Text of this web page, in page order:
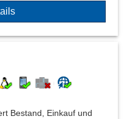
Bestand, Einkauf und